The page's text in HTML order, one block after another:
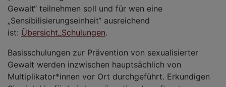
Gewalt“ teilnehmen soll und für wen eine
„Sensibilisierungseinheit“ ausreichend
ist: Übersicht_Schulungen.
Basisschulungen zur Prävention von sexualisierter
Gewalt werden inzwischen hauptsächlich von
Multiplikator*innen vor Ort durchgeführt. Erkundigen